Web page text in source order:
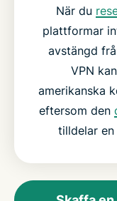
När du
plattformar
avstängd
VPN
amerikanska
eftersom den
tilldelar en